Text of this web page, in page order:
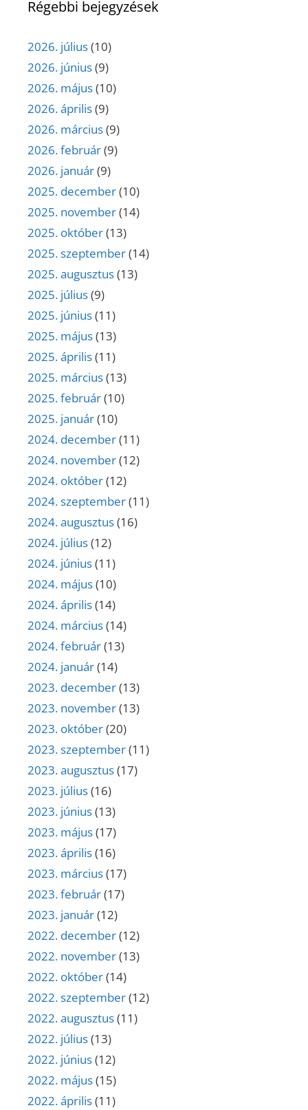
Régebbi bejegyzések
2026. július(10)
2026. június(9)
2026. május(10)
2026. április(9)
2026. március(9)
2026. február(9)
2026. január(9)
2025. december(10)
2025. november(14)
2025. október(13)
2025. szeptember(14)
2025. augusztus(13)
2025. július(9)
2025. június(11)
2025. május(13)
2025. április(11)
2025. március(13)
2025. február(10)
2025. január(10)
2024. december(11)
2024. november(12)
2024. október(12)
2024. szeptember(11)
2024. augusztus(16)
2024. július(12)
2024. június(11)
2024. május(10)
2024. április(14)
2024. március(14)
2024. február(13)
2024. január(14)
2023. december(13)
2023. november(13)
2023. október(20)
2023. szeptember(11)
2023. augusztus(17)
2023. július(16)
2023. június(13)
2023. május(17)
2023. április(16)
2023. március(17)
2023. február(17)
2023. január(12)
2022. december(12)
2022. november(13)
2022. október(14)
2022. szeptember(12)
2022. augusztus(11)
2022. július(13)
2022. június(12)
2022. május(15)
2022. április(11)